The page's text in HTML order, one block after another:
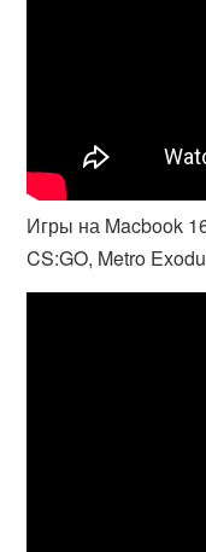
Игры на Macbook
CS:GO, Metro